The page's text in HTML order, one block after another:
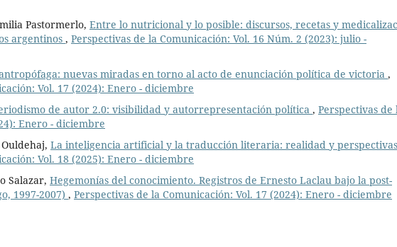
Pastormerlo, Entre lo nutricional y lo posible: discursos, recetas y
argentinos , Perspectivas de la Comunicación: Vol. 16 Núm. 2 (2023): julio -
nuevas miradas en torno al acto de enunciación política de victoria ,
Vol. 17 (2024): Enero - diciembre
de autor 2.0: visibilidad y autorrepresentación política , Perspectivas de
Enero - diciembre
La inteligencia artificial y la traducción literaria: realidad y perspectivas
Vol. 18 (2025): Enero - diciembre
Salazar, Hegemonías del conocimiento. Registros de Ernesto Laclau bajo la post-
1997-2007) , Perspectivas de la Comunicación: Vol. 17 (2024): Enero - diciembre